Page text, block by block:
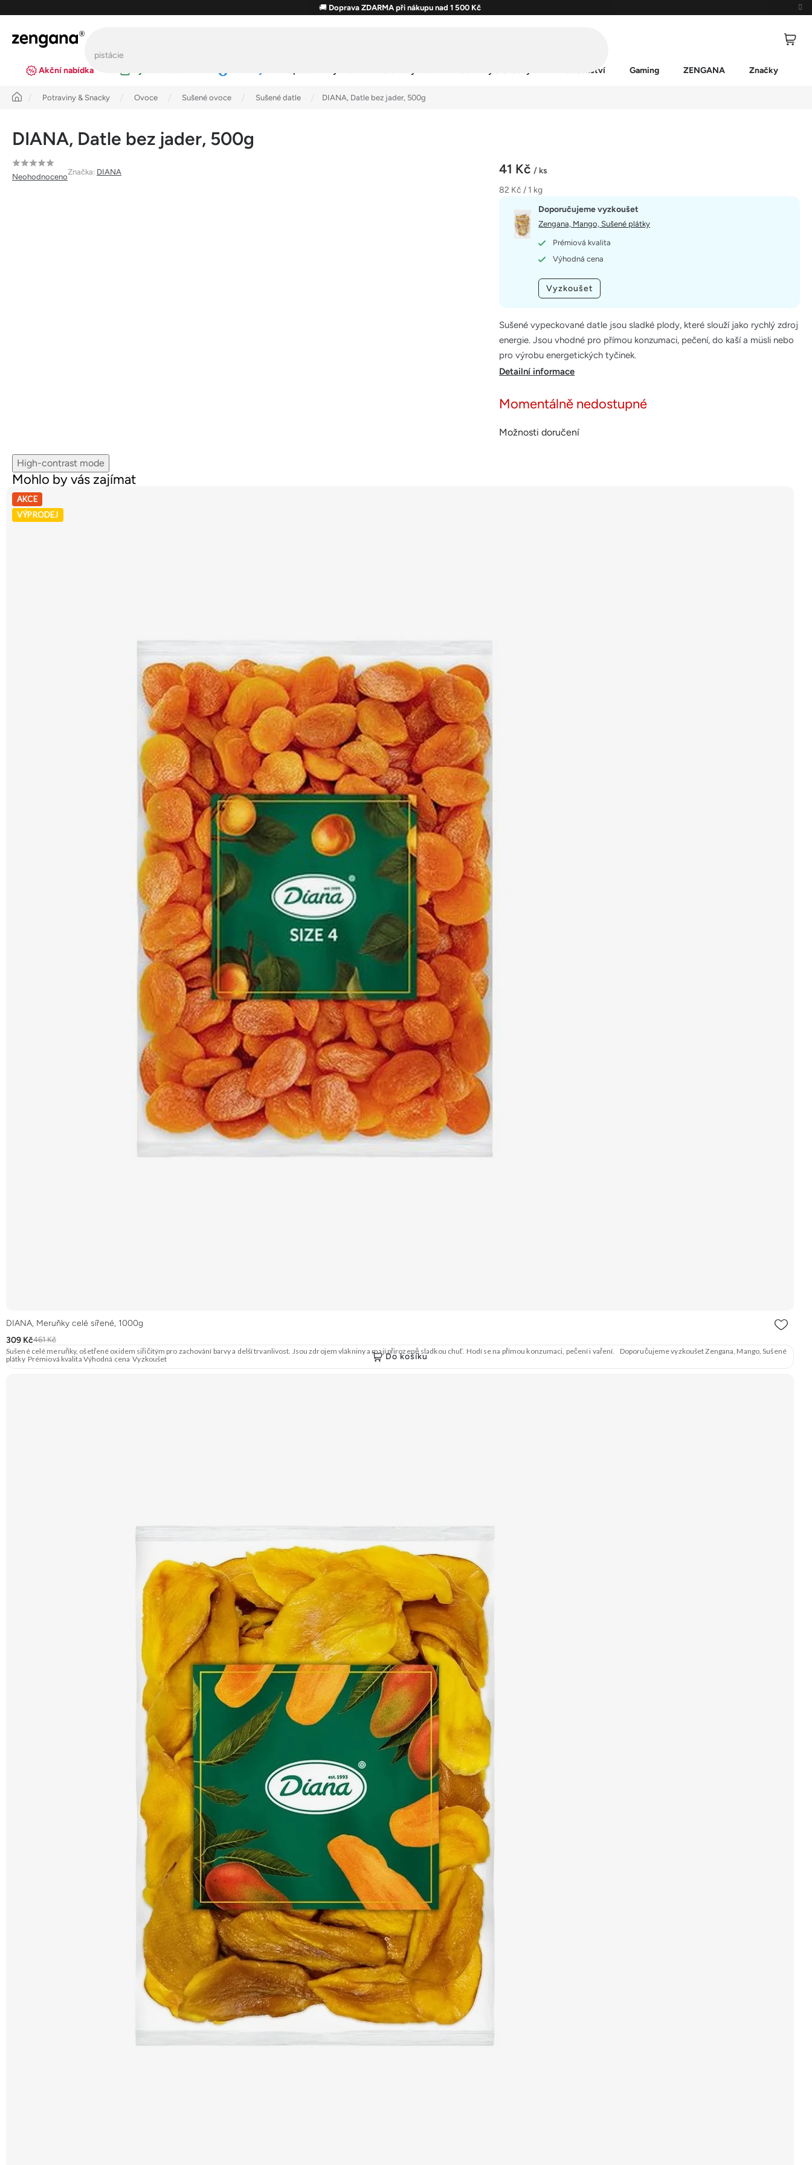
obsah
🚚 Doprava ZDARMA při nákupu nad 1 500 Kč
Akční nabídka Příslušenství Gaming ZENGANA Značky
Úvod Potraviny & Snacky Ovoce Sušené ovoce Sušené datle DIANA, Datle bez jader, 500g
DIANA, Datle bez jader, 500g
Průměrné
hodnocení
Neohodnoceno
Značka: DIANA 41 Kč/ ks
Měrná
82 Kč / 1 kg
Momentálně nedostupné
Možnosti doručení
Sušené vypeckované datle jsou sladké plody, které slouží jako rychlý zdroj
energie. Jsou vhodné pro přímou konzumaci, pečení, do kaší a müsli nebo
pro výrobu energetických tyčinek.
Doporučujeme vyzkoušet
Zengana, Mango, Sušené plátky
Prémiová kvalita
Výhodná cena
Vyzkoušet
Detailní informace
High-contrast mode
Mohlo by vás zajímat
AKCE
VÝPRODEJ
DIANA, Meruňky celé sířené, 1000g
309 Kč461 Kč
Do košíku
Sušené celé meruňky, ošetřené oxidem siřičitým pro zachování barvy a delší trvanlivost. Jsou zdrojem vlákniny a mají přirozeně sladkou chuť. Hodí se na přímou konzumaci, pečení i vaření. Doporučujeme vyzkoušet Zengana, Mango, Sušené
plátky Prémiová kvalita Výhodná cena Vyzkoušet